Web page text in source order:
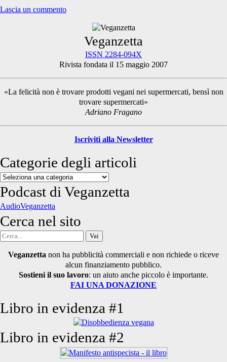
Lascia un commento
Sidebar
Veganzetta
ISSN 2284-094X
Rivista fondata il 15 maggio 2007
«La felicità non è trovare prodotti vegani nei supermercati, bensì non
trovare supermercati»
Adriano Fragano
Iscriviti alla Newsletter
Categorie degli articoli
Categorie
degli
articoli
Podcast di Veganzetta
AudioVeganzetta
Cerca nel sito
Cerca
Veganzetta non ha pubblicità commerciali e non richiede o riceve
alcun finanziamento pubblico.
Sostieni il suo lavoro: un aiuto anche piccolo è importante.
FAI UNA DONAZIONE
Libro in evidenza #1
Libro in evidenza #2